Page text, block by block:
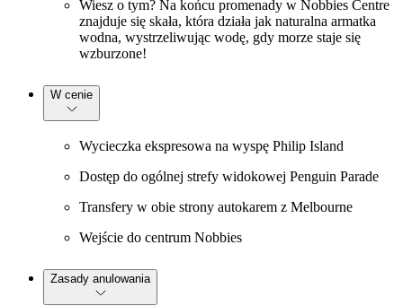
Wiesz o tym? Na końcu promenady w Nobbies Centre
znajduje się skała, która działa jak naturalna armatka
wodna, wystrzeliwując wodę, gdy morze staje się
wzburzone!
W cenie
Wycieczka ekspresowa na wyspę Philip Island
Dostęp do ogólnej strefy widokowej Penguin Parade
Transfery w obie strony autokarem z Melbourne
Wejście do centrum Nobbies
Zasady anulowania